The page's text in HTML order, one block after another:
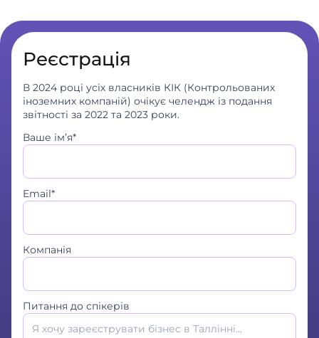
Реєстрація
В 2024 році усіх власників КІК (Контрольованих
іноземних компаній) очікує челендж із подання
звітності за 2022 та 2023 роки.
Ваше ім’я*
Email*
Компанія
Питання до спікерів